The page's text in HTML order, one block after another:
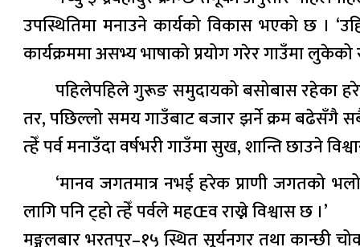
उपस्थितिमा मनाउने कार्यको विकास भएको छ ।
कार्यक्रममा असभ्य भाषाको प्रयोग गरेर गाउँमा
पहिलेपहिले गुरूङ समुदायको बसोबास रहेका हरेक
तर, पछिल्लो समय गाउँबाट बजार झर्ने क्रम बढेसँगै
त्हेँ पर्व मनाउँदा वर्षभरी गाउँमा सुख, शान्ति छाउने
‘मानव जगतमात्र नभई हरेक प्राणी जगतको
लागि पनि ट्हो त्हेँ पर्वले महŒव राख्ने विश्वास छ ।’
मङ्गलबार भरतपुर–१५ स्थित सूर्यनगर तथा कान्छी